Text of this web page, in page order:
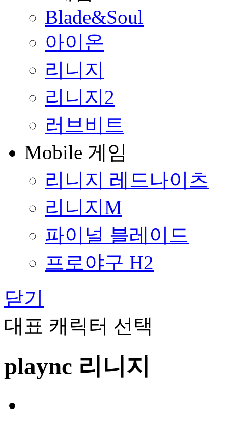
Blade&Soul
아이온
리니지
리니지2
러브비트
Mobile 게임
리니지 레드나이츠
리니지M
파이널 블레이드
프로야구 H2
닫기
대표 캐릭터 선택
plaync 리니지